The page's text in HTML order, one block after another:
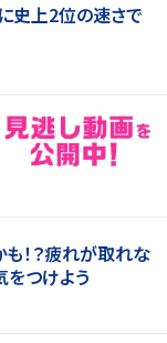
史上2位の速さで
！？疲れが取れな
つけよう